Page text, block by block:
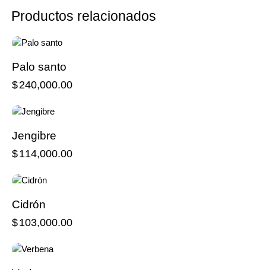
Productos relacionados
Palo santo
$240,000.00
Jengibre
$114,000.00
Cidrón
$103,000.00